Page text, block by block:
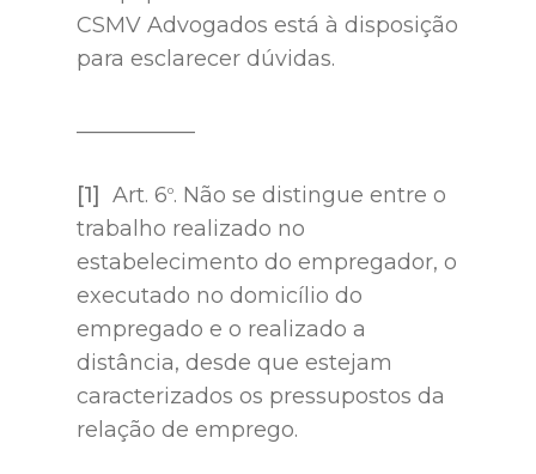
CSMV Advogados está à disposição
para esclarecer dúvidas.
[1] Art. 6o. Não se distingue entre o
trabalho realizado no
estabelecimento do empregador, o
executado no domicílio do
empregado e o realizado a
distância, desde que estejam
caracterizados os pressupostos da
relação de emprego.